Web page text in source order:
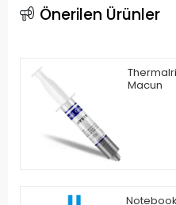
Önerilen Ürünler
Macun